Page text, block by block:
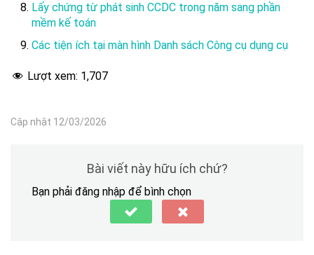
Lấy chứng từ phát sinh CCDC trong năm sang phần
mềm kế toán
Các tiện ích tại màn hình Danh sách Công cụ dụng cụ
Lượt xem: 1,707
Cập nhật 12/03/2026
Bài viết này hữu ích chứ?
Bạn phải đăng nhập để bình chọn